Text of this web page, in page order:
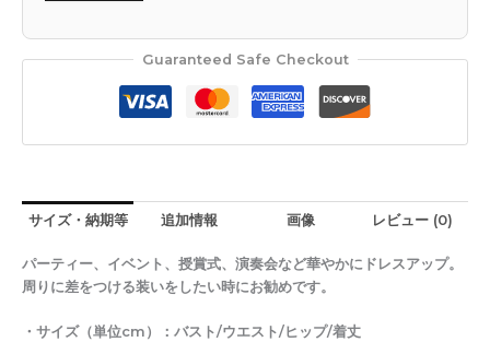
Guaranteed Safe Checkout
サイズ・納期等 追加情報 画像 レビュー (0)
パーティー、イベント、授賞式、演奏会など華やかにドレスアップ。
周りに差をつける装いをしたい時にお勧めです。
・サイズ（単位cm）：バスト/ウエスト/ヒップ/着丈